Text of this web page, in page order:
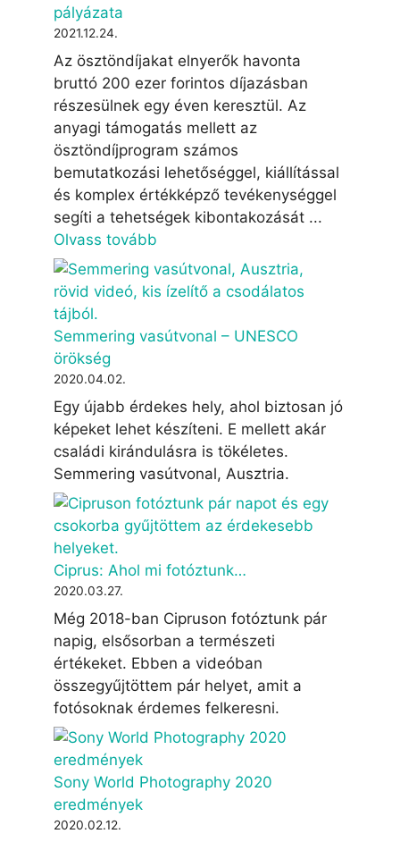
pályázata
2021.12.24.
Az ösztöndíjakat elnyerők havonta
bruttó 200 ezer forintos díjazásban
részesülnek egy éven keresztül. Az
anyagi támogatás mellett az
ösztöndíjprogram számos
bemutatkozási lehetőséggel, kiállítással
és komplex értékképző tevékenységgel
segíti a tehetségek kibontakozását ...
Olvass tovább
Semmering vasútvonal – UNESCO
örökség
2020.04.02.
Egy újabb érdekes hely, ahol biztosan jó
képeket lehet készíteni. E mellett akár
családi kirándulásra is tökéletes.
Semmering vasútvonal, Ausztria.
Ciprus: Ahol mi fotóztunk…
2020.03.27.
Még 2018-ban Cipruson fotóztunk pár
napig, elsősorban a természeti
értékeket. Ebben a videóban
összegyűjtöttem pár helyet, amit a
fotósoknak érdemes felkeresni.
Sony World Photography 2020
eredmények
2020.02.12.